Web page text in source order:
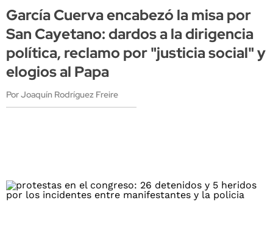
García Cuerva encabezó la misa por
San Cayetano: dardos a la dirigencia
política, reclamo por "justicia social" y
elogios al Papa
Por Joaquín Rodríguez Freire